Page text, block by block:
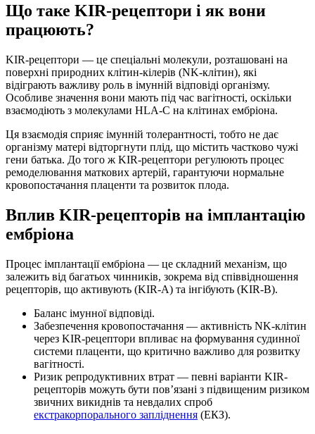
Що таке KIR-рецептори і як вони
працюють?
KIR-рецептори — це спеціальні молекули, розташовані на
поверхні природних клітин-кілерів (NK-клітин), які
відіграють важливу роль в імунній відповіді організму.
Особливе значення вони мають під час вагітності, оскільки
взаємодіють з молекулами HLA-C на клітинах ембріона.
Ця взаємодія сприяє імунній толерантності, тобто не дає
організму матері відторгнути плід, що містить частково чужі
гени батька. До того ж KIR-рецептори регулюють процес
ремоделювання маткових артерій, гарантуючи нормальне
кровопостачання плаценти та розвиток плода.
Вплив KIR-рецепторів на імплантацію
ембріона
Процес імплантації ембріона — це складний механізм, що
залежить від багатьох чинників, зокрема від співвідношення
рецепторів, що активують (KIR-A) та інгібують (KIR-B).
Баланс імунної відповіді.
Забезпечення кровопостачання — активність NK-клітин
через KIR-рецептори впливає на формування судинної
системи плаценти, що критично важливо для розвитку
вагітності.
Ризик репродуктивних втрат — певні варіанти KIR-
рецепторів можуть бути пов’язані з підвищеним ризиком
звичних викиднів та невдалих спроб
екстракорпорального запліднення (ЕКЗ).